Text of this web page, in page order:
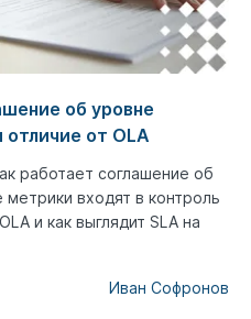
об уровне
от OLA
работает соглашение об
входят в контроль
и как выглядит SLA на
Иван Софронов